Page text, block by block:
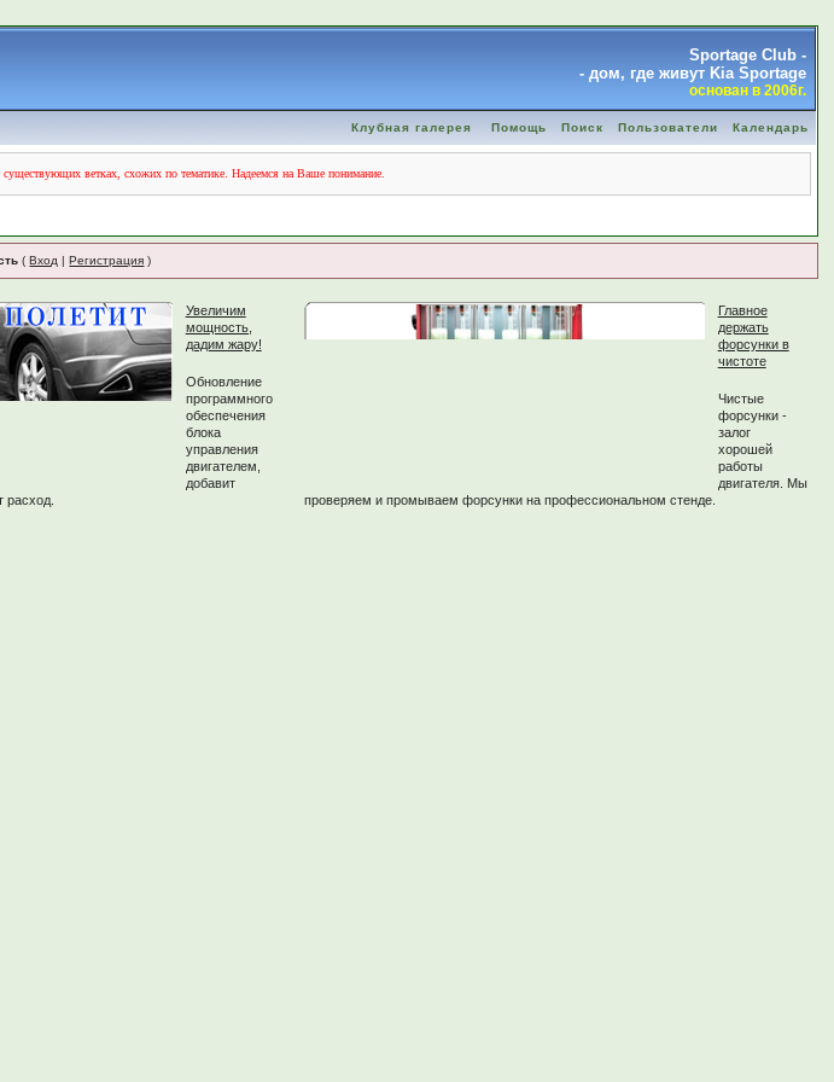
Sportage Club -
- дом, где живут Kia Sportage
основан в 2006г.
Клубная галерея Помощь Поиск Пользователи Календарь
ветках, схожих по тематике. Надеемся на Ваше понимание.
(Вход |Регистрация )
Увеличим
мощность,
дадим жару!
Обновление
программного
обеспечения
блока
управления
двигателем,
добавит
расход.
Главное
держать
форсунки в
чистоте
Чистые
форсунки -
залог
хорошей
работы
двигателя. Мы
проверяем и промываем форсунки на профессиональном стенде.